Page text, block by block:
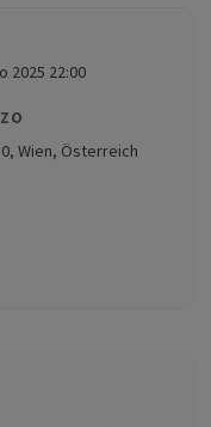
2025 22:00
Wien, Österreich